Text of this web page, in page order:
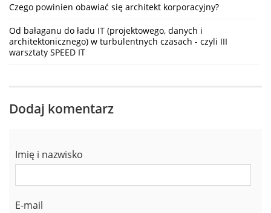
Czego powinien obawiać się architekt korporacyjny?
Od bałaganu do ładu IT (projektowego, danych i
architektonicznego) w turbulentnych czasach - czyli III
warsztaty SPEED IT
Dodaj komentarz
Imię i nazwisko
E-mail